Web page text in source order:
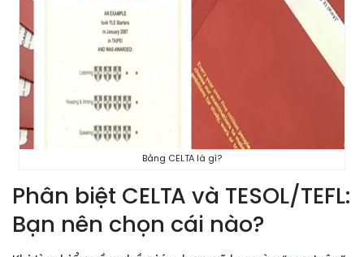
Bằng CELTA là gì?
Phân biệt CELTA và TESOL/TEFL:
Bạn nên chọn cái nào?